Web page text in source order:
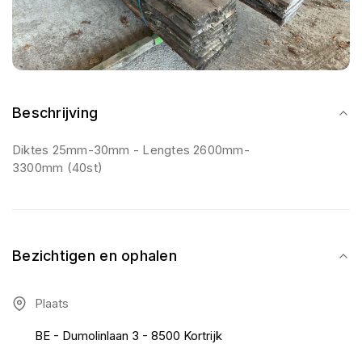
Beschrijving
Diktes 25mm-30mm - Lengtes 2600mm-
3300mm (40st)
Bezichtigen en ophalen
Plaats
BE - Dumolinlaan 3 - 8500 Kortrijk